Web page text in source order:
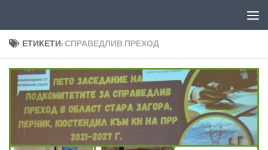
ЕТИКЕТИ:СПРАВЕДЛИВ ПРЕХОД